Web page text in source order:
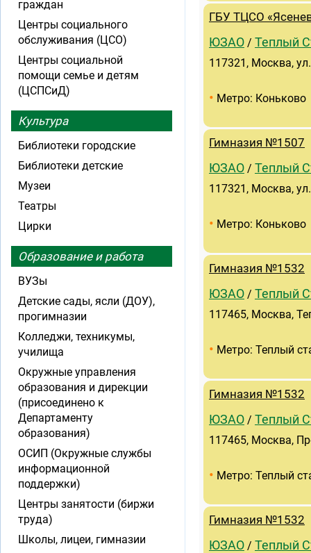
ГБУ ТЦСО
ЮЗАО / Теплый
117321, Москва,
• Метро: Коньково
Гимназия №1507
ЮЗАО / Теплый
117321, Москва,
• Метро: Коньково
Гимназия №1532
ЮЗАО / Теплый
117465, Москва,
• Метро: Теплый
Гимназия №1532
ЮЗАО / Теплый
117465, Москва,
• Метро: Теплый
Гимназия №1532
ЮЗАО / Теплый
граждан
Центры социального
обслуживания (ЦСО)
Центры социальной
помощи семье и детям
(ЦСПСиД)
Культура
Библиотеки городские
Библиотеки детские
Музеи
Театры
Цирки
Образование и работа
ВУЗы
Детские сады, ясли (ДОУ),
прогимназии
Колледжи, техникумы,
училища
Окружные управления
образования и дирекции
(присоединено к
Департаменту
образования)
ОСИП (Окружные службы
информационной
поддержки)
Центры занятости (биржи
труда)
Школы, лицеи, гимназии